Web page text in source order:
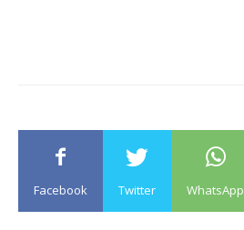
Facebook Twitter WhatsApp